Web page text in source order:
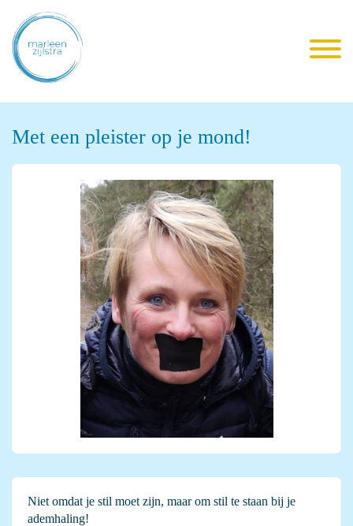
Met een pleister op je mond!
Niet omdat je stil moet zijn, maar om stil te staan bij je
ademhaling!